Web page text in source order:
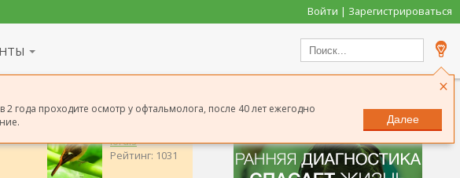
Войти | Зарегистрироваться
×
2 года проходите осмотр у офтальмолога, после 40 лет ежегодно
Далее
Iordis
Рейтинг: 1031